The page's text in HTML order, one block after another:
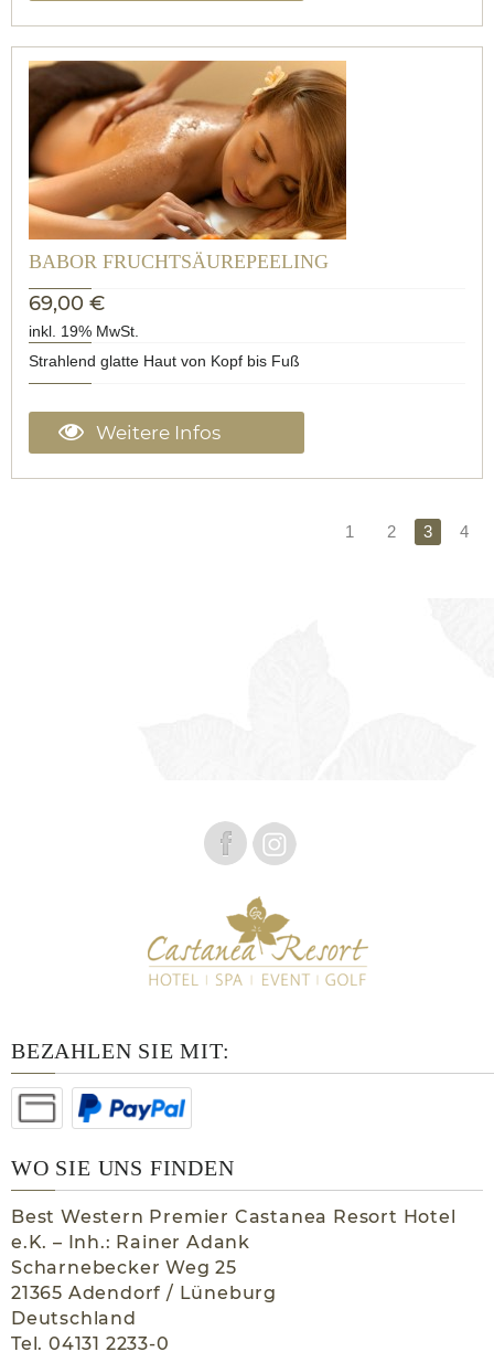
BABOR FRUCHTSÄUREPEELING
69,00 €
inkl. 19% MwSt.
Strahlend glatte Haut von Kopf bis Fuß
Weitere Infos
1 2 3 4
BEZAHLEN SIE MIT:
WO SIE UNS FINDEN
Best Western Premier Castanea Resort Hotel
e.K. – Inh.: Rainer Adank
Scharnebecker Weg 25
21365 Adendorf / Lüneburg
Deutschland
Tel. 04131 2233-0